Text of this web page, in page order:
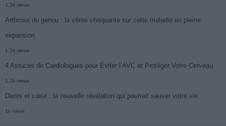
1.3k views
Arthrose du genou : la vérité choquante sur cette maladie en pleine
expansion
1.3k views
4 Astuces de Cardiologues pour Éviter l’AVC et Protéger Votre Cerveau
1.2k views
Dents et cœur : la nouvelle révélation qui pourrait sauver votre vie
1k views